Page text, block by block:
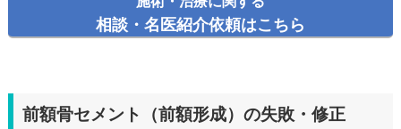
相談・名医紹介依頼はこちら
前額骨セメント（前額形成）の失敗・修正